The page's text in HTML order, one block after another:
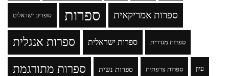
סופרים ישראלים ספרות ספרות אמריקאית
ספרות אנגלית ספרות ישראלית ספרות מגדרית
ספרות מתורגמת ספרות נשית ספרות צרפתית עיון